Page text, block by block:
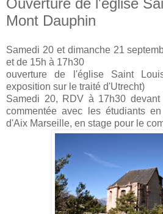
Ouverture de l'église
Mont Dauphin
Samedi 20 et dimanche 21
et de 15h à 17h30
ouverture de l'église Saint
exposition sur le traité d'Utrecht)
Samedi 20, RDV à 17h30
commentée avec les étudiants
d'Aix Marseille, en stage pour le